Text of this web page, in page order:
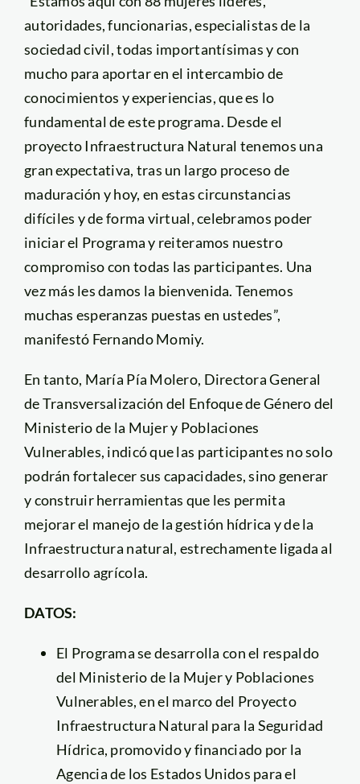
autoridades, funcionarias, especialistas de la
sociedad civil, todas importantísimas y con
mucho para aportar en el intercambio de
conocimientos y experiencias, que es lo
fundamental de este programa. Desde el
proyecto Infraestructura Natural tenemos una
gran expectativa, tras un largo proceso de
maduración y hoy, en estas circunstancias
difíciles y de forma virtual, celebramos poder
iniciar el Programa y reiteramos nuestro
compromiso con todas las participantes. Una
vez más les damos la bienvenida. Tenemos
muchas esperanzas puestas en ustedes”,
manifestó Fernando Momiy.
En tanto, María Pía Molero, Directora General
de Transversalización del Enfoque de Género del
Ministerio de la Mujer y Poblaciones
Vulnerables, indicó que las participantes no solo
podrán fortalecer sus capacidades, sino generar
y construir herramientas que les permita
mejorar el manejo de la gestión hídrica y de la
Infraestructura natural, estrechamente ligada al
desarrollo agrícola.
DATOS:
El Programa se desarrolla con el respaldo
del Ministerio de la Mujer y Poblaciones
Vulnerables, en el marco del Proyecto
Infraestructura Natural para la Seguridad
Hídrica, promovido y financiado por la
Agencia de los Estados Unidos para el